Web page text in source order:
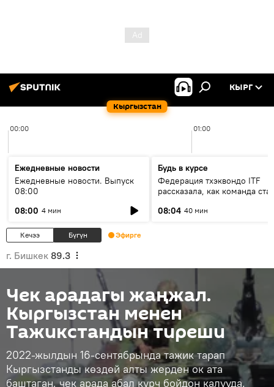
Кыргызстан
КЫРГ
00:00 01:00
Ежедневные новости
Ежедневные новости. Выпуск
08:00
08:00 4 мин
Будь в курсе
Федерация тхэквондо ITF
рассказала, как команда
08:04 40 мин
Кечээ Бүгүн Эфирге
г. Бишкек 89.3
Чек арадагы жаңжал.
Кыргызстан менен
Тажикстандын тиреши
2022-жылдын 16-сентябрында тажик тарап
Кыргызстанды көздөй алты жерден ок ата
баштаган, чек арада абал курч бойдон калууда.